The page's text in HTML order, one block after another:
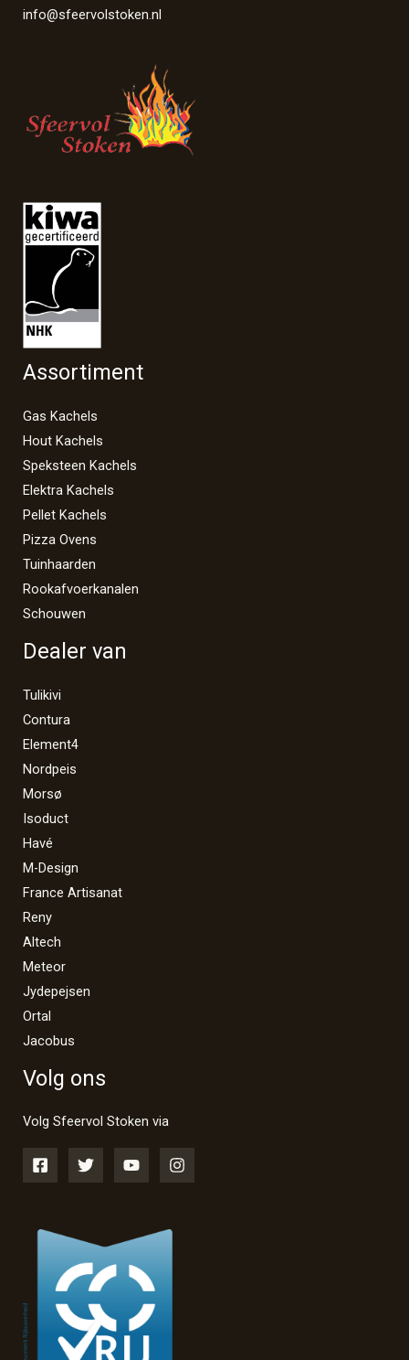
info@sfeervolstoken.nl
Assortiment
Gas Kachels
Hout Kachels
Speksteen Kachels
Elektra Kachels
Pellet Kachels
Pizza Ovens
Tuinhaarden
Rookafvoerkanalen
Schouwen
Dealer van
Tulikivi
Contura
Element4
Nordpeis
Morsø
Isoduct
Havé
M-Design
France Artisanat
Reny
Altech
Meteor
Jydepejsen
Ortal
Jacobus
Volg ons
Volg Sfeervol Stoken via